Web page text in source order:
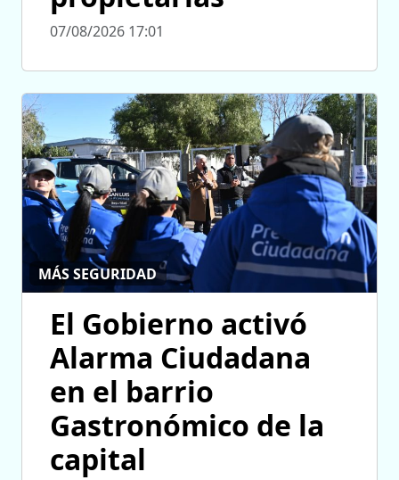
07/08/2026 17:01
MÁS SEGURIDAD
El Gobierno activó
Alarma Ciudadana
en el barrio
Gastronómico de la
capital